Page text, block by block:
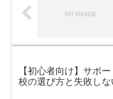
【初心者向け】サポ
校の選び方と失敗しな